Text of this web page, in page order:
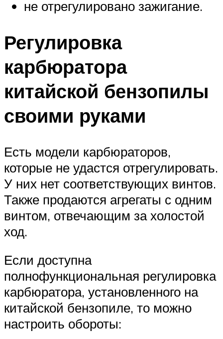
не отрегулировано зажигание.
Регулировка
карбюратора
китайской бензопилы
своими руками
Есть модели карбюраторов,
которые не удастся отрегулировать.
У них нет соответствующих винтов.
Также продаются агрегаты с одним
винтом, отвечающим за холостой
ход.
Если доступна
полнофункциональная регулировка
карбюратора, установленного на
китайской бензопиле, то можно
настроить обороты: